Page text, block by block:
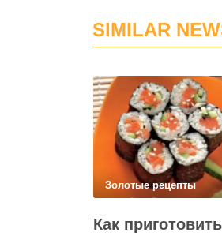
SIMILAR
Золотые рецепты